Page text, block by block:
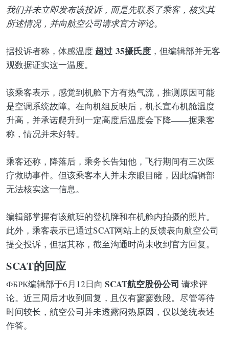
我们并未立即发布该投诉，而是先联系了乘客，核实其
所述情况，并向航空公司请求官方评论。
据投诉者称，体感温度 超过 35摄氏度 ，但编辑部并无客
观数据证实这一温度。
该乘客表示，感觉到机舱下方有热气流，推测原因可能
是空调系统故障。在向机组反映后，机长宣布机舱温度
升高，并承诺爬升到一定高度后温度会下降——据乘客
称，情况并未好转。
乘客还称，降落后，乘务长告知他，飞行期间有三次医
疗救助事件。但该乘客本人并未亲眼目睹，因此编辑部
无法核实这一信息。
编辑部掌握有该航班的登机牌和在机舱内拍摄的照片。
此外，乘客表示已通过SCAT网站上的反馈表向航空公司
提交投诉，但据其称，截至沟通时尚未收到官方回复。
SCAT的回应
ФБРК编辑部于6月12日向 SCAT航空股份公司 请求评
论。近三周后才收到回复，且仅有寥寥数段。尽管等待
时间较长，航空公司并未透露闷热原因，仅以笼统表述
作答。